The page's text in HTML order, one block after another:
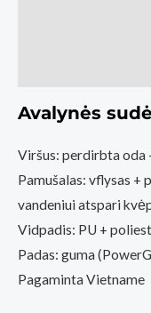
parduotuvė
Avalynės
Viršus: perdirbta oda
Pamušalas: vflysas
vandeniui atspari
Vidpadis: PU +
Padas: guma
Pagaminta Vietname